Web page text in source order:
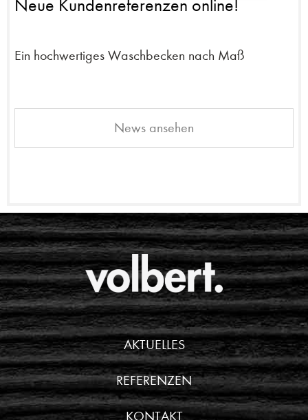
Neue Kundenreferenzen online!
Ein hochwertiges Waschbecken nach Maß
News ansehen
AKTUELLES
REFERENZEN
KONTAKT